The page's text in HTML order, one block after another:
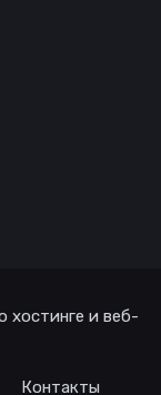
хостинге и веб-
Контакты